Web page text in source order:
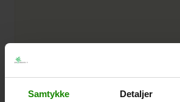
Samtykke Detaljer